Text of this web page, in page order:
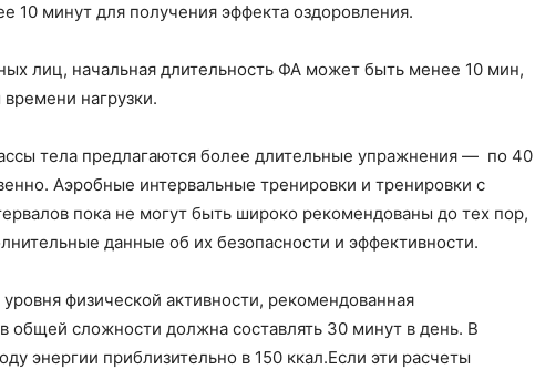
10 минут для получения эффекта оздоровления.
лиц, начальная длительность ФА может быть менее 10 мин,
нагрузки.
тела предлагаются более длительные упражнения — по 40
Аэробные интервальные тренировки и тренировки с
пока не могут быть широко рекомендованы до тех пор,
данные об их безопасности и эффективности.
физической активности, рекомендованная
общей сложности должна составлять 30 минут в день. В
энергии приблизительно в 150 ккал.Если эти расчеты